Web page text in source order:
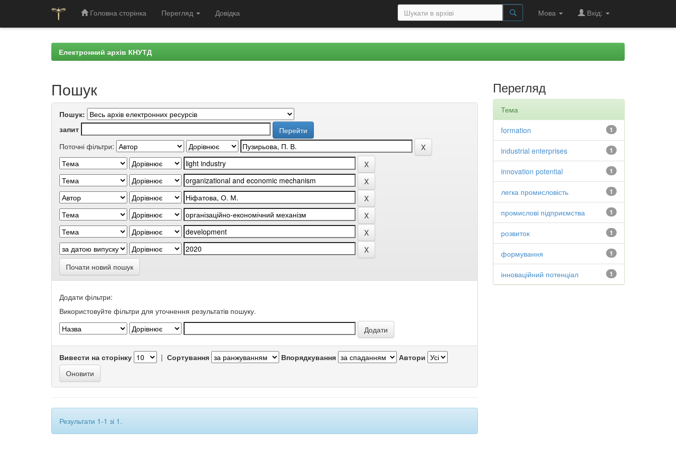
Головна сторінка Перегляд Довідка Мова Вхід:
Електронний архів КНУТД
Пошук
Пошук:
запит
Поточні фільтри:
Почати новий пошук
Додати фільтри:
Використовуйте фільтри для уточнення результатів пошуку.
Вивести на сторінку | Сортування Впорядкування Автори
Результати 1-1 зі 1.
Перегляд
Тема
1
formation
1
industrial enterprises
1
innovation potential
1
легка промисловість
1
промислові підприємства
1
розвиток
1
формування
1
інноваційний потенціал